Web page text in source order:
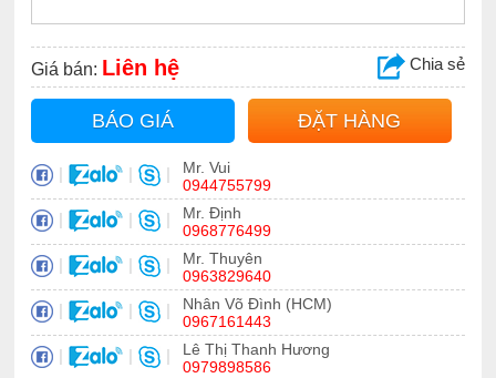
Giá bán: Liên hệ Chia sẻ
BÁO GIÁ ĐẶT HÀNG
| | |
Mr. Vui
0944755799
| | |
Mr. Định
0968776499
| | |
Mr. Thuyên
0963829640
| | |
Nhân Võ Đình (HCM)
0967161443
| | |
Lê Thị Thanh Hương
0979898586